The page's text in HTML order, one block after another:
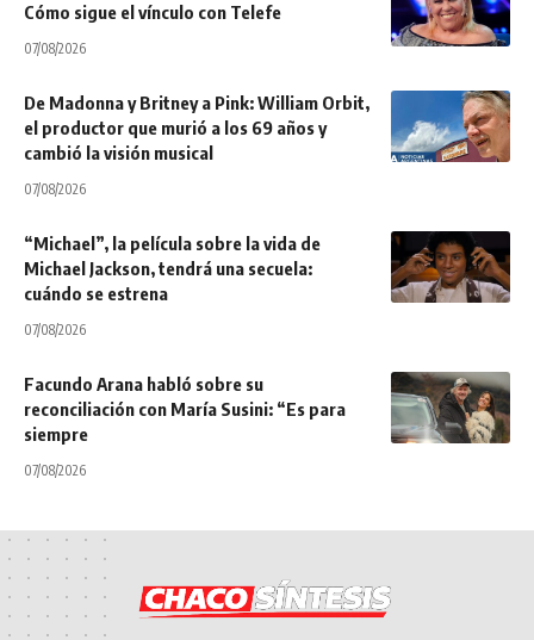
Cómo sigue el vínculo con Telefe
07/08/2026
De Madonna y Britney a Pink: William Orbit,
el productor que murió a los 69 años y
cambió la visión musical
07/08/2026
“Michael”, la película sobre la vida de
Michael Jackson, tendrá una secuela:
cuándo se estrena
07/08/2026
Facundo Arana habló sobre su
reconciliación con María Susini: “Es para
siempre
07/08/2026